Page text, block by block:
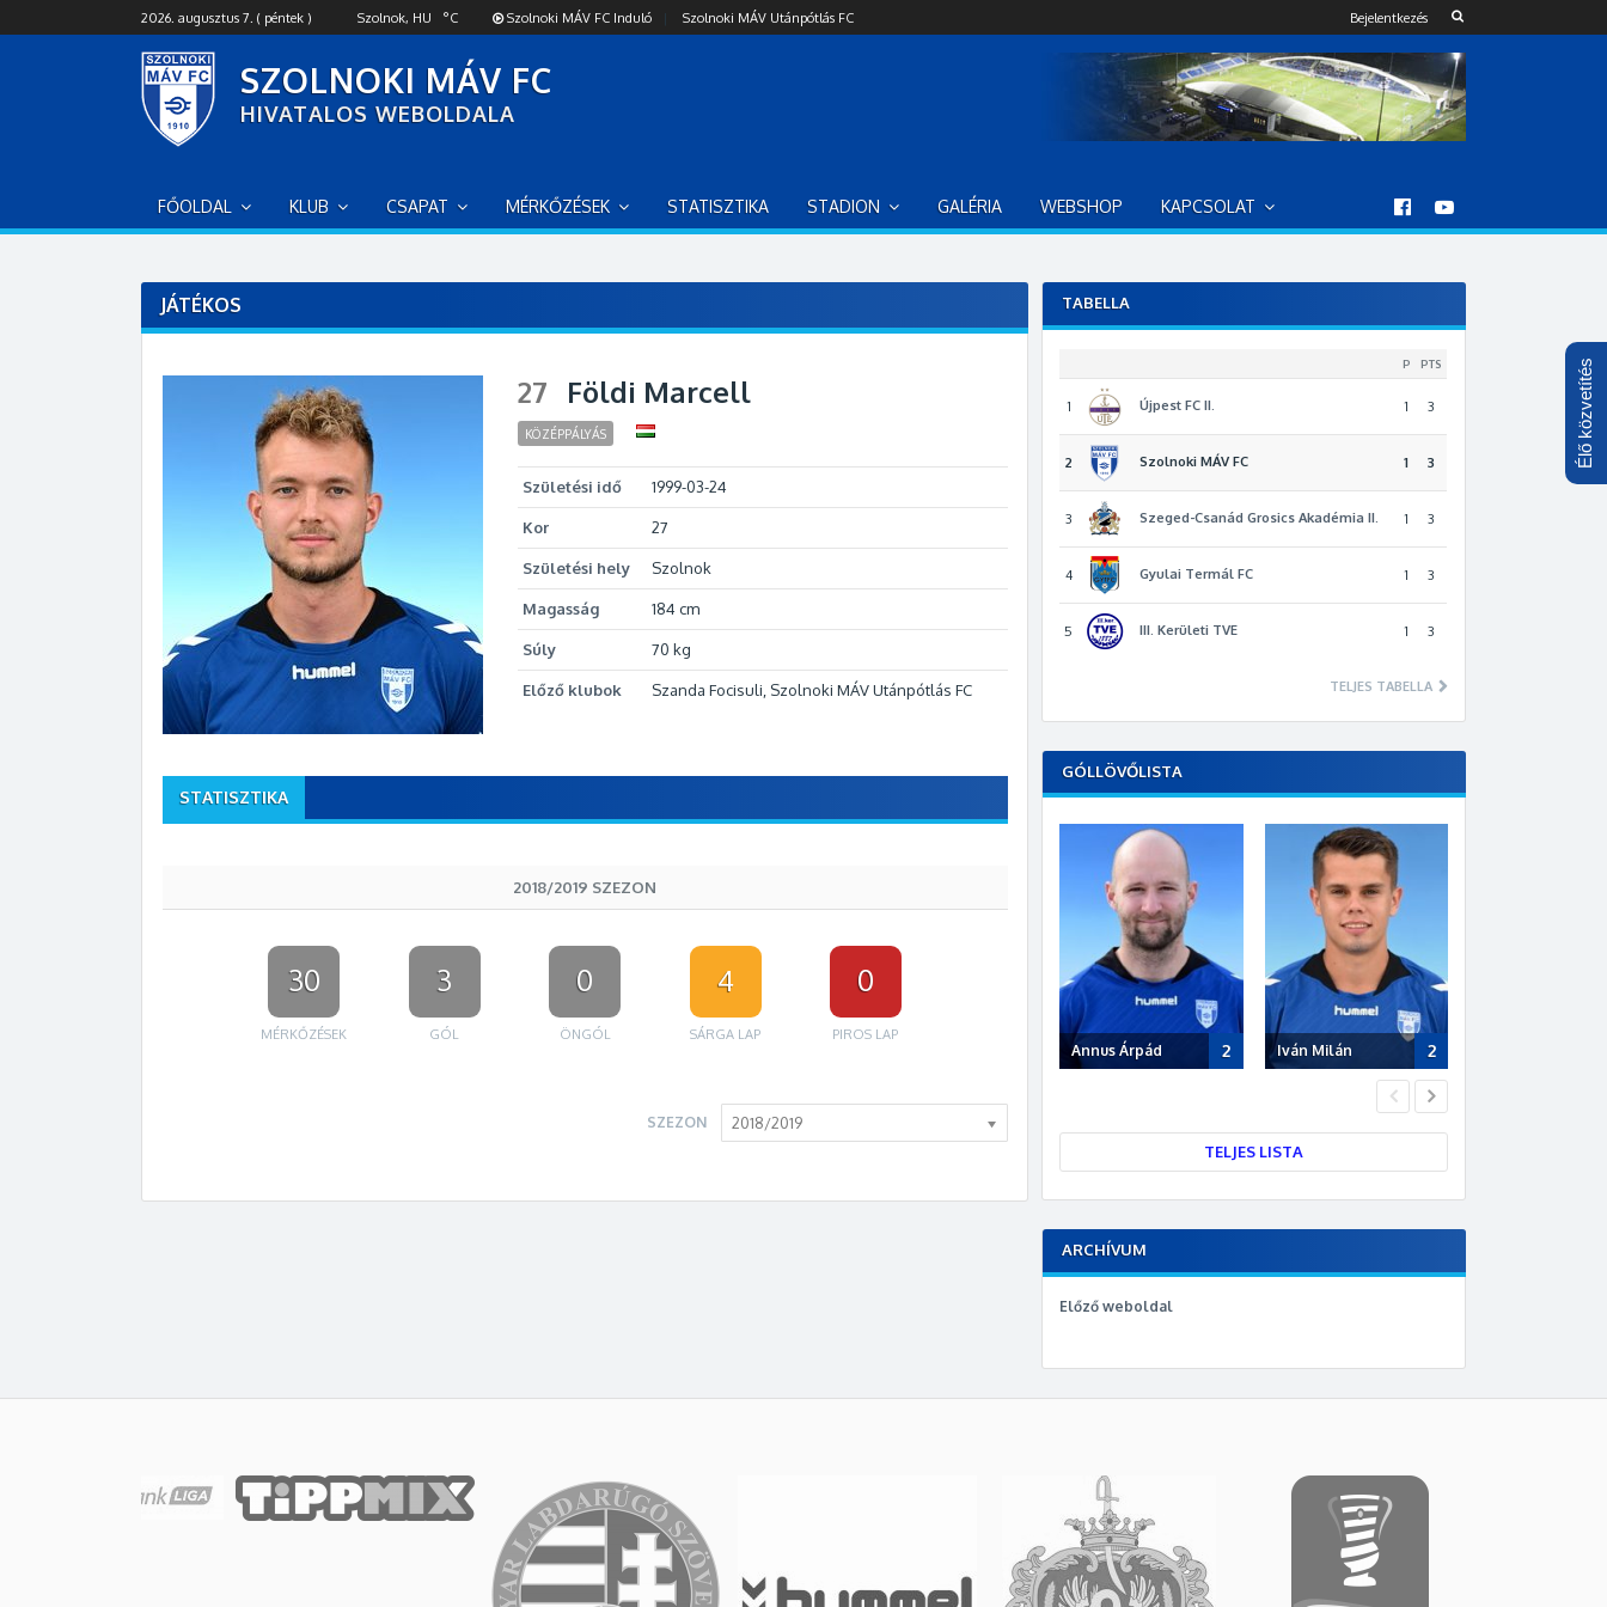
k
t
2026. augusztus 7. ( péntek ) Szolnok, HU °C Bejelentkezés
Szolnoki MÁV FC Induló | Szolnoki MÁV Utánpótlás FC
SZOLNOKI MÁV FC
HIVATALOS WEBOLDALA
FŐOLDAL KLUB CSAPAT MÉRKŐZÉSEK STATISZTIKA STADION GALÉRIA WEBSHOP KAPCSOLAT
JÁTÉKOS
27 Földi Marcell
KÖZÉPPÁLYÁS
Születési idő 1999-03-24
Kor 27
Születési hely Szolnok
Magasság 184 cm
Súly 70 kg
Előző klubok Szanda Focisuli, Szolnoki MÁV Utánpótlás FC
STATISZTIKA
2018/2019 SZEZON
30
MÉRKŐZÉSEK
3
GÓL
0
ÖNGÓL
4
SÁRGA LAP
0
PIROS LAP
SZEZON 2018/2019
TABELLA
P PTS
1 Újpest FC II. 1 3
2 Szolnoki MÁV FC 1 3
3 Szeged-Csanád Grosics Akadémia II. 1 3
4 Gyulai Termál FC 1 3
5 III. Kerületi TVE 1 3
TELJES TABELLA
GÓLLÖVŐLISTA
Annus Árpád 2 Iván Milán 2
TELJES LISTA
ARCHÍVUM
Előző weboldal
Élő közvetítés